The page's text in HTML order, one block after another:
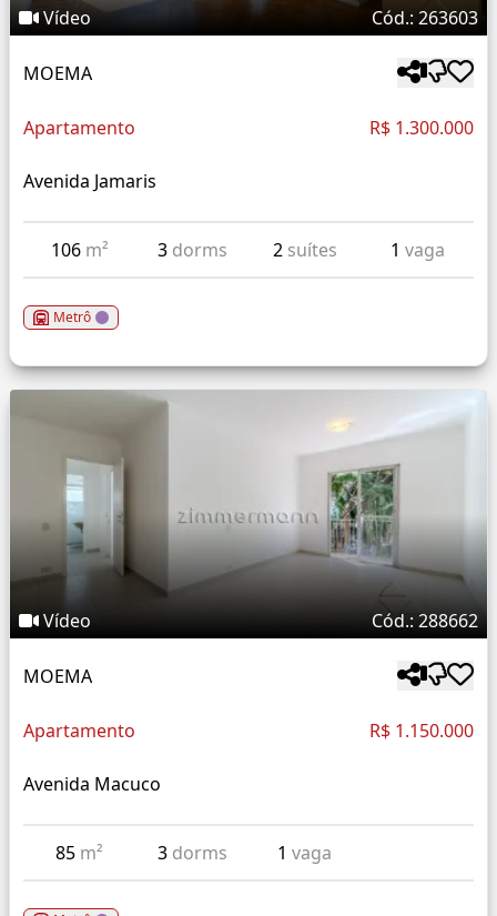
Vídeo Cód.: 263603
MOEMA
Apartamento R$ 1.300.000
Avenida Jamaris
106 m² 3 dorms 2 suítes 1 vaga
Metrô
Vídeo Cód.: 288662
MOEMA
Apartamento R$ 1.150.000
Avenida Macuco
85 m² 3 dorms 1vaga